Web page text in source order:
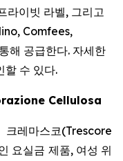
라이빗 라벨, 그리고
Comfees,
해 공급한다. 자세한
할 수 있다.
Cellulosa
레마스코(Trescore
요실금 제품, 여성 위